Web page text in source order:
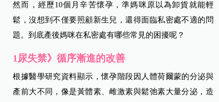
然而， 經歷10個月辛苦懷孕，準媽咪原以為卸貨就能輕
鬆，沒想到不僅要照顧新生兒，還得面臨私密處不適的問
題。到底產後媽咪在私密處有哪些常見的困擾呢？
1尿失禁》循序漸進的改善
根據醫學研究資料顯示，懷孕階段因人體荷爾蒙的分泌與
產前大不同，像是黃體素、雌激素與鬆弛素大量分泌，造